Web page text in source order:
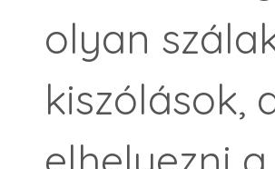
olyan
kiszólások,